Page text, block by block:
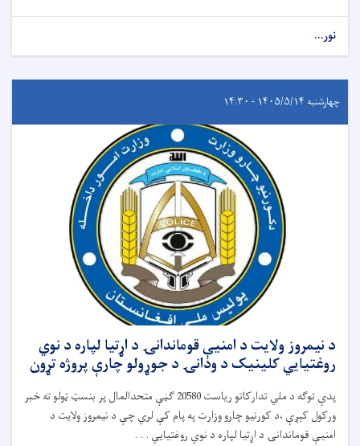
نور...
چهارشنبه ۱۴۰۵/۵/۱۴ - ۱۴:۳۰
د نیمروز ولایت د امنیې قوماندانۍ د اړتیا لپاره د نوي
روغتیايي کلینیک د ودانۍ د جوړولو چارې پروژه تړون
پدې توګه د ملي تدارکاتو ریاست 20580 ګڼې متحدالمال پر بنسټ ټولو ته خبر
ورکول کېږې ،د کورنیو چارو وزارت په پام کې لري چې د نیمروز ولایت د
امنیې قوماندانۍ د اړتیا لپاره د نوي روغتیايي . . .